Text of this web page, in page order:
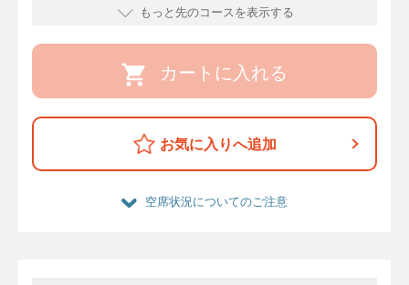
もっと先のコースを表示する
カートに入れる
お気に入りへ追加
空席状況についてのご注意